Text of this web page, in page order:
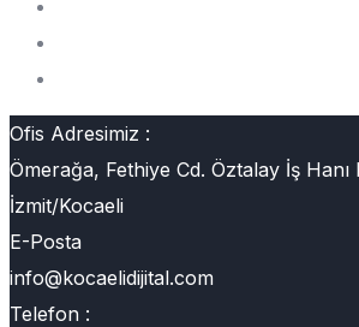
Ofis Adresimiz :
Ömerağa, Fethiye Cd. Öztalay İş Hanı
İzmit/Kocaeli
E-Posta
info@kocaelidijital.com
Telefon :